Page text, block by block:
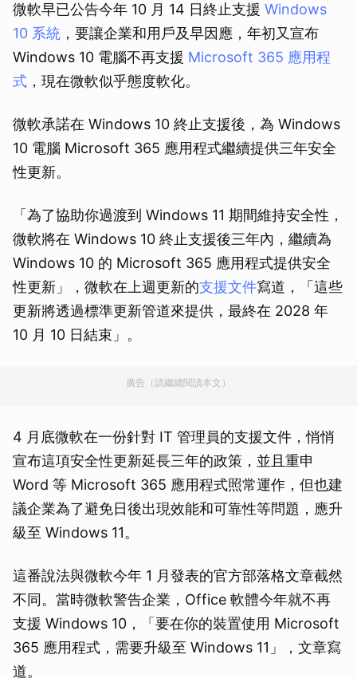
微軟早已公告今年 10 月 14 日終止支援 Windows
10 系統 ，要讓企業和用戶及早因應，年初又宣布
Windows 10 電腦不再支援 Microsoft 365 應用程
式 ，現在微軟似乎態度軟化。
微軟承諾在 Windows 10 終止支援後，為 Windows
10 電腦 Microsoft 365 應用程式繼續提供三年安全
性更新。
「為了協助你過渡到 Windows 11 期間維持安全性，
微軟將在 Windows 10 終止支援後三年內，繼續為
Windows 10 的 Microsoft 365 應用程式提供安全
性更新」，微軟在上週更新的支援文件寫道，「這些
更新將透過標準更新管道來提供，最終在 2028 年
10 月 10 日結束」。
廣告（請繼續閱讀本文）
4 月底微軟在一份針對 IT 管理員的支援文件，悄悄
宣布這項安全性更新延長三年的政策，並且重申
Word 等 Microsoft 365 應用程式照常運作，但也建
議企業為了避免日後出現效能和可靠性等問題，應升
級至 Windows 11。
這番說法與微軟今年 1 月發表的官方部落格文章截然
不同。當時微軟警告企業，Office 軟體今年就不再
支援 Windows 10，「要在你的裝置使用 Microsoft
365 應用程式，需要升級至 Windows 11」，文章寫
道。